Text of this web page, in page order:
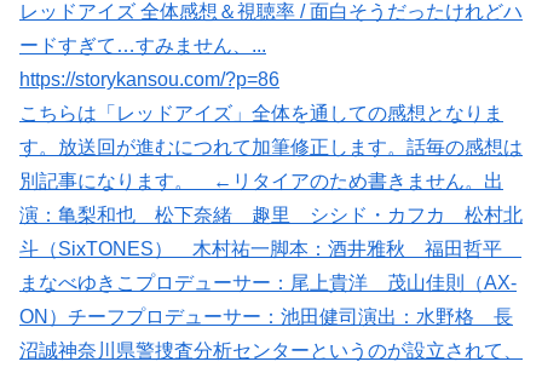
レッドアイズ 全体感想＆視聴率 / 面白そうだったけれどハ
ードすぎて…すみません、...
https://storykansou.com/?p=86
こちらは「レッドアイズ」全体を通しての感想となりま
す。放送回が進むにつれて加筆修正します。話毎の感想は
別記事になります。 ←リタイアのため書きません。出
演：亀梨和也 松下奈緒 趣里 シシド・カフカ 松村北
斗（SixTONES） 木村祐一脚本：酒井雅秋 福田哲平
まなべゆきこプロデューサー：尾上貴洋 茂山佳則（AX-
ON）チーフプロデューサー：池田健司演出：水野格 長
沼誠神奈川県警捜査分析センターというのが設立されて、